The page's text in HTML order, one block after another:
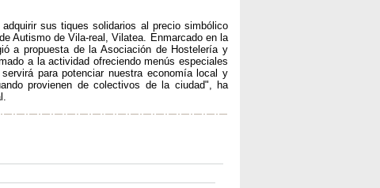
sus tiques solidarios al precio simbólico
Autismo de Vila-real, Vilatea. Enmarcado en la
a propuesta de la Asociación de Hostelería y
a la actividad ofreciendo menús especiales
para potenciar nuestra economía local y
provienen de colectivos de la ciudad", ha